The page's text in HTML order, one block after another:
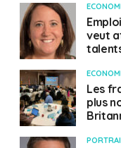
veut
Les
plus